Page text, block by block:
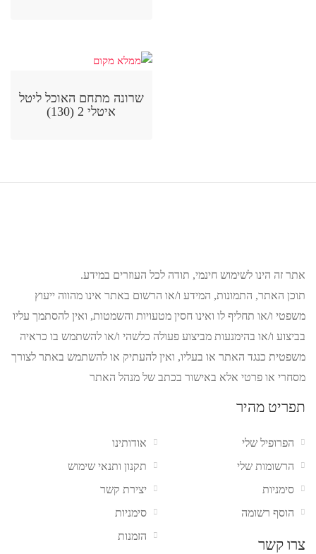
שרונה מתחם האוכל ליטל
איטלי 2 (130)
אתר זה הינו לשימוש חינמי, תודה לכל העוזרים במידע.
תוכן האתר, התמונות, המידע ו/או הרשום באתר אינו מהווה ייעוץ
משפטי ו/או תחליף לו ואינו חסין מטעויות והשמטות, ואין להסתמך עליו
בביצוע ו/או בהימנעות מביצוע פעולה כלשהי ו/או להשתמש בו כראיה
משפטית כנגד האתר או בעליו, ואין להעתיק או להשתמש באתר לצורך
מסחרי או פרטי אלא באישור בכתב של מנהל האתר
תפריט מהיר
אודותינו
תקנון ותנאי שימוש
יצירת קשר
סימניות
הזמנות
הפרופיל שלי
הרשומות שלי
סימניות
הוסף רשומה
צרו קשר